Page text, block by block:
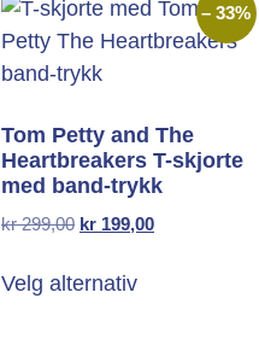
– 33%
Tom Petty and The
Heartbreakers T-skjorte
med band-trykk
kr299,00 kr 199,00
Velg alternativ